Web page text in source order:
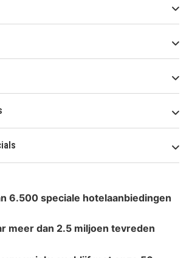
6.500 speciale hotelaanbiedingen
meer dan 2.5 miljoen tevreden